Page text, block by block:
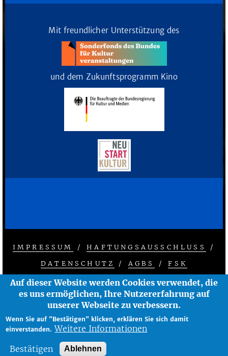
Mit freundlicher Unterstützung des
und dem Zukunftsprogramm Kino
FOOTER
MENU
IMPRESSUM /HAFTUNGSAUSSCHLUSS
/
DATENSCHUTZ
/ AGBS /FSK
© 2026 ZEISE KINOS - ÄNDERUNGEN
VORBEHALTEN
Auf dieser Website werden Cookies verwendet, die
es uns ermöglichen, Ihre Nutzererfahrung auf
unserer Webseite zu verbessern.
Wenn Sie auf "Bestätigen" klicken, erklären Sie sich damit
einverstanden. Weitere Informationen
Bestätigen
Ablehnen